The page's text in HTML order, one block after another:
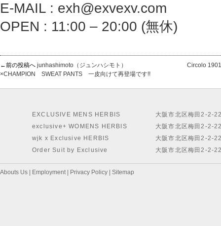
E-MAIL : exh@exvexv.com
OPEN : 11:00 – 20:00 (無休)
←前の投稿へ junhashimoto（ジュンハシモト）
×CHAMPION SWEAT PANTS 一皮向けて再登場です!!
Circolo
EXCLUSIVE MENS HERBIS
exclusive+ WOMENS HERBIS
wjk x Exclusive HERBIS
Order Suit by Exclusive
大阪市北区梅田2-2-
大阪市北区梅田2-2-
大阪市北区梅田2-2-
大阪市北区梅田2-2-
Abouts Us Employment| Privacy Policy Sitemap